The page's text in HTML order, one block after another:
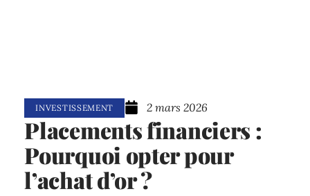
INVESTISSEMENT 2 mars 2026
Placements financiers :
Pourquoi opter pour
l’achat d’or ?